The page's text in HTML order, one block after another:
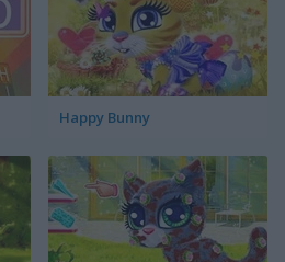
Happy Bunny